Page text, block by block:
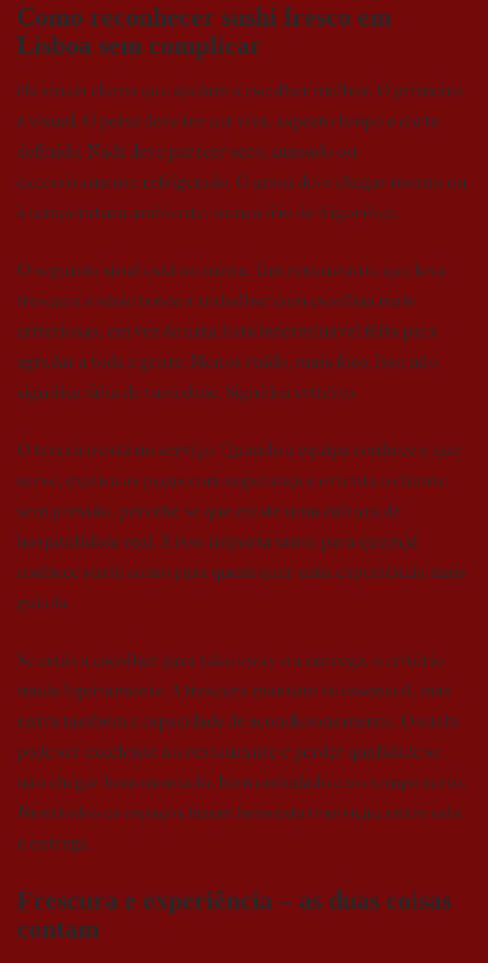
Como reconhecer sushi fresco em
Lisboa sem complicar
Há sinais claros que ajudam a escolher melhor. O primeiro
é visual. O peixe deve ter cor viva, aspecto limpo e corte
definido. Nada deve parecer seco, cansado ou
excessivamente refrigerado. O arroz deve chegar morno ou
à temperatura ambiente, nunca frio de frigorífico.
O segundo sinal está no menu. Um restaurante que leva
frescura a sério tende a trabalhar com escolhas mais
criteriosas, em vez de uma lista interminável feita para
agradar a toda a gente. Menos ruído, mais foco. Isso não
significa falta de variedade. Significa critério.
O terceiro está no serviço. Quando a equipa conhece o que
serve, explica as peças com segurança e orienta o cliente
sem pressão, percebe-se que existe uma cultura de
hospitalidade real. E isso importa tanto para quem já
conhece sushi como para quem quer uma experiência mais
guiada.
Se estás a escolher para take-away ou entrega, o critério
muda ligeiramente. A frescura mantém-se essencial, mas
entra também a capacidade de acondicionamento. O sushi
pode ser excelente no restaurante e perder qualidade se
não chegar bem montado, bem embalado e no tempo certo.
Nem todos os espaços fazem bem esta transição entre sala
e entrega.
Frescura e experiência – as duas coisas
contam